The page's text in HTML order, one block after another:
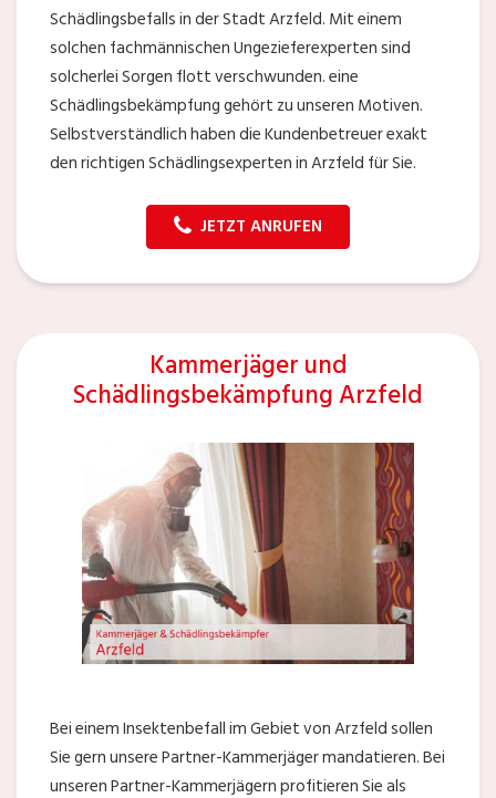
Schädlingsbefalls in der Stadt Arzfeld. Mit einem
solchen fachmännischen Ungezieferexperten sind
solcherlei Sorgen flott verschwunden. eine
Schädlingsbekämpfung gehört zu unseren Motiven.
Selbstverständlich haben die Kundenbetreuer exakt
den richtigen Schädlingsexperten in Arzfeld für Sie.
JETZT ANRUFEN
Kammerjäger und
Schädlingsbekämpfung Arzfeld
Bei einem Insektenbefall im Gebiet von Arzfeld sollen
Sie gern unsere Partner-Kammerjäger mandatieren. Bei
unseren Partner-Kammerjägern profitieren Sie als